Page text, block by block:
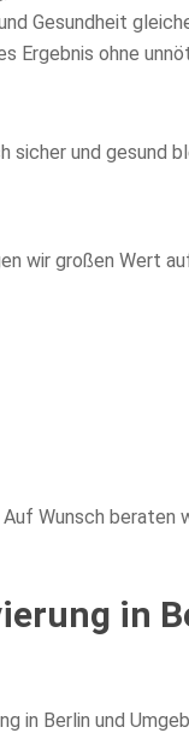
Gesundheit
Ergebnis ohne
sicher und gesund
wir großen Wert
Wunsch beraten
in
in Berlin und